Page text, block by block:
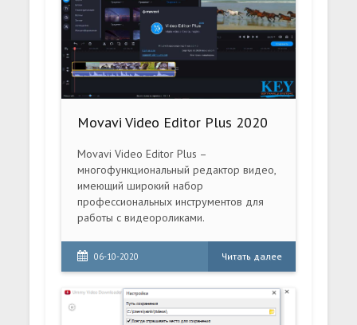
Movavi Video Editor Plus 2020
Movavi Video Editor Plus –
многофункциональный редактор видео,
имеющий широкий набор
профессиональных инструментов для
работы с видеороликами.
06-10-2020 Читать далее